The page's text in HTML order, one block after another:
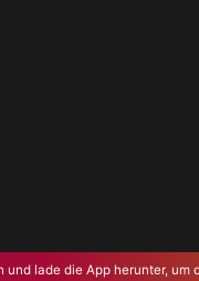
und lade die App herunter, um